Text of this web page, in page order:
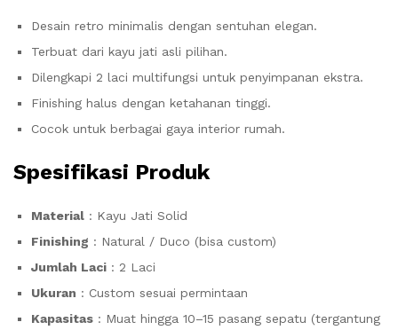
Desain retro minimalis dengan sentuhan elegan.
Terbuat dari kayu jati asli pilihan.
Dilengkapi 2 laci multifungsi untuk penyimpanan ekstra.
Finishing halus dengan ketahanan tinggi.
Cocok untuk berbagai gaya interior rumah.
Spesifikasi Produk
Material : Kayu Jati Solid
Finishing : Natural / Duco (bisa custom)
Jumlah Laci : 2 Laci
Ukuran : Custom sesuai permintaan
Kapasitas : Muat hingga 10–15 pasang sepatu (tergantung